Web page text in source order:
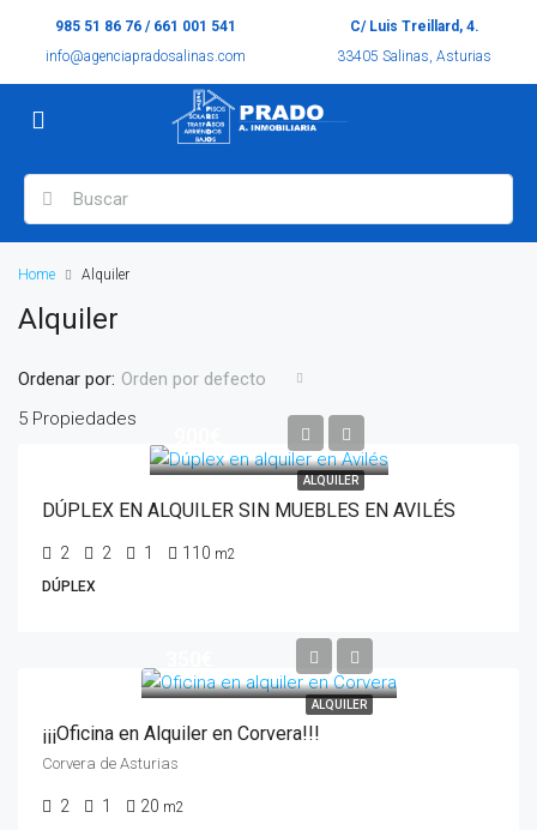
985 51 86 76 / 661 001 541
info@agenciapradosalinas.com
C/ Luis Treillard, 4.
33405 Salinas, Asturias
Home Alquiler
Alquiler
5 Propiedades
Ordenar por: Orden por defecto
ALQUILER
DÚPLEX EN ALQUILER SIN MUEBLES EN AVILÉS
2 2 1 110 m2
DÚPLEX
ALQUILER
¡¡¡Oficina en Alquiler en Corvera!!!
Corvera de Asturias
2 1 20 m2